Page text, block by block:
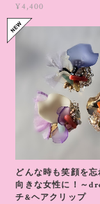
¥4,400
どんな時も笑顔を
向きな女性に！～
チ&ヘアクリップ